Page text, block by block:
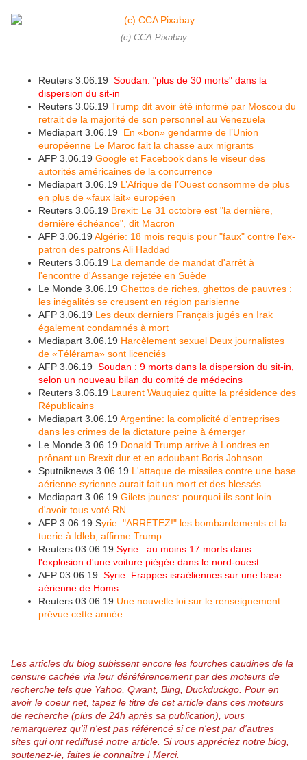
(c) CCA Pixabay
Reuters 3.06.19 Soudan: "plus de 30 morts" dans la
dispersion du sit-in
Reuters 3.06.19 Trump dit avoir été informé par Moscou du
retrait de la majorité de son personnel au Venezuela
Mediapart 3.06.19 En «bon» gendarme de l’Union
européenne Le Maroc fait la chasse aux migrants
AFP 3.06.19 Google et Facebook dans le viseur des
autorités américaines de la concurrence
Mediapart 3.06.19 L’Afrique de l’Ouest consomme de plus
en plus de «faux lait» européen
Reuters 3.06.19 Brexit: Le 31 octobre est "la dernière,
dernière échéance", dit Macron
AFP 3.06.19 Algérie: 18 mois requis pour "faux" contre l'ex-
patron des patrons Ali Haddad
Reuters 3.06.19 La demande de mandat d'arrêt à
l'encontre d'Assange rejetée en Suède
Le Monde 3.06.19 Ghettos de riches, ghettos de pauvres :
les inégalités se creusent en région parisienne
AFP 3.06.19 Les deux derniers Français jugés en Irak
également condamnés à mort
Mediapart 3.06.19 Harcèlement sexuel Deux journalistes
de «Télérama» sont licenciés
AFP 3.06.19 Soudan : 9 morts dans la dispersion du sit-in,
selon un nouveau bilan du comité de médecins
Reuters 3.06.19 Laurent Wauquiez quitte la présidence des
Républicains
Mediapart 3.06.19 Argentine: la complicité d’entreprises
dans les crimes de la dictature peine à émerger
Le Monde 3.06.19 Donald Trump arrive à Londres en
prônant un Brexit dur et en adoubant Boris Johnson
Sputniknews 3.06.19 L'attaque de missiles contre une base
aérienne syrienne aurait fait un mort et des blessés
Mediapart 3.06.19 Gilets jaunes: pourquoi ils sont loin
d'avoir tous voté RN
AFP 3.06.19 Syrie: "ARRETEZ!" les bombardements et la
tuerie à Idleb, affirme Trump
Reuters 03.06.19 Syrie : au moins 17 morts dans
l'explosion d'une voiture piégée dans le nord-ouest
AFP 03.06.19 Syrie: Frappes israéliennes sur une base
aérienne de Homs
Reuters 03.06.19 Une nouvelle loi sur le renseignement
prévue cette année
Les articles du blog subissent encore les fourches caudines de la
censure cachée via leur déréférencement par des moteurs de
recherche tels que Yahoo, Qwant, Bing, Duckduckgo. Pour en
avoir le coeur net, tapez le titre de cet article dans ces moteurs
de recherche (plus de 24h après sa publication), vous
remarquerez qu'il n'est pas référencé si ce n'est par d'autres
sites qui ont rediffusé notre article. Si vous appréciez notre blog,
soutenez-le, faites le connaître ! Merci.